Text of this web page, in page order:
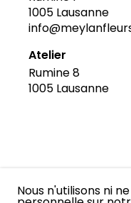
1005 Lausanne
Atelier
Rumine 8
1005 Lausanne
Nous n'utilisons ni